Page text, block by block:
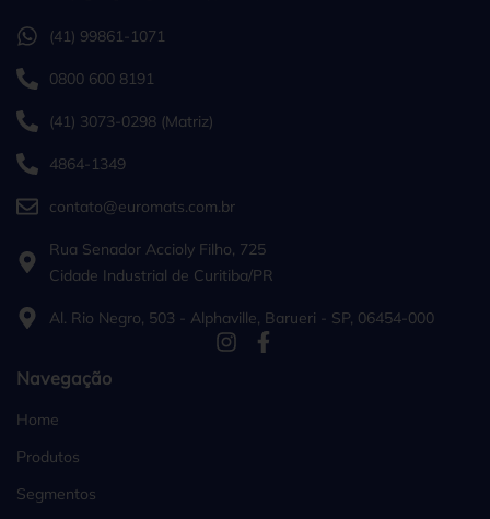
(41) 99861-1071
0800 600 8191
(41) 3073-0298 (Matriz)
4864-1349
contato@euromats.com.br
Rua Senador Accioly Filho, 725
Cidade Industrial de Curitiba/PR
Al. Rio Negro, 503 - Alphaville, Barueri - SP, 06454-000
Navegação
Home
Produtos
Segmentos